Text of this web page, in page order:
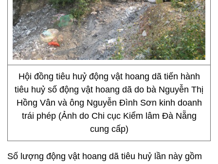
Hội đồng tiêu huỷ động vật hoang dã tiến hành
tiêu huỷ số động vật hoang dã do bà Nguyễn Thị
Hồng Vân và ông Nguyễn Đình Sơn kinh doanh
trái phép (Ảnh do Chi cục Kiểm lâm Đà Nẵng
cung cấp)
Số lượng động vật hoang dã tiêu huỷ lần này gồm